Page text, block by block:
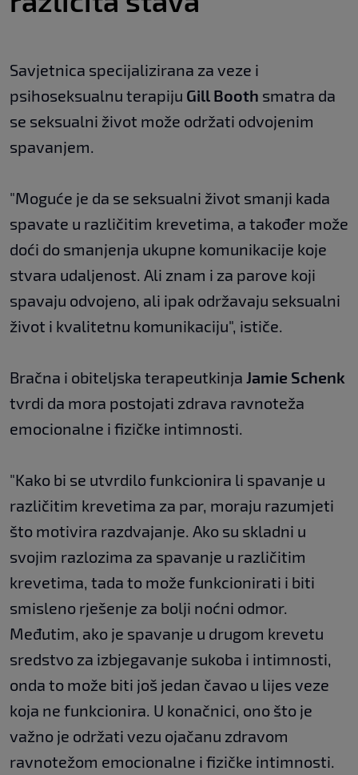
Savjetnica specijalizirana za veze i
psihoseksualnu terapiju Gill Booth smatra da
se seksualni život može održati odvojenim
spavanjem.
"Moguće je da se seksualni život smanji kada
spavate u različitim krevetima, a također može
doći do smanjenja ukupne komunikacije koje
stvara udaljenost. Ali znam i za parove koji
spavaju odvojeno, ali ipak održavaju seksualni
život i kvalitetnu komunikaciju", ističe.
Bračna i obiteljska terapeutkinja Jamie Schenk
tvrdi da mora postojati zdrava ravnoteža
emocionalne i fizičke intimnosti.
"Kako bi se utvrdilo funkcionira li spavanje u
različitim krevetima za par, moraju razumjeti
što motivira razdvajanje. Ako su skladni u
svojim razlozima za spavanje u različitim
krevetima, tada to može funkcionirati i biti
smisleno rješenje za bolji noćni odmor.
Međutim, ako je spavanje u drugom krevetu
sredstvo za izbjegavanje sukoba i intimnosti,
onda to može biti još jedan čavao u lijes veze
koja ne funkcionira. U konačnici, ono što je
važno je održati vezu ojačanu zdravom
ravnotežom emocionalne i fizičke intimnosti.